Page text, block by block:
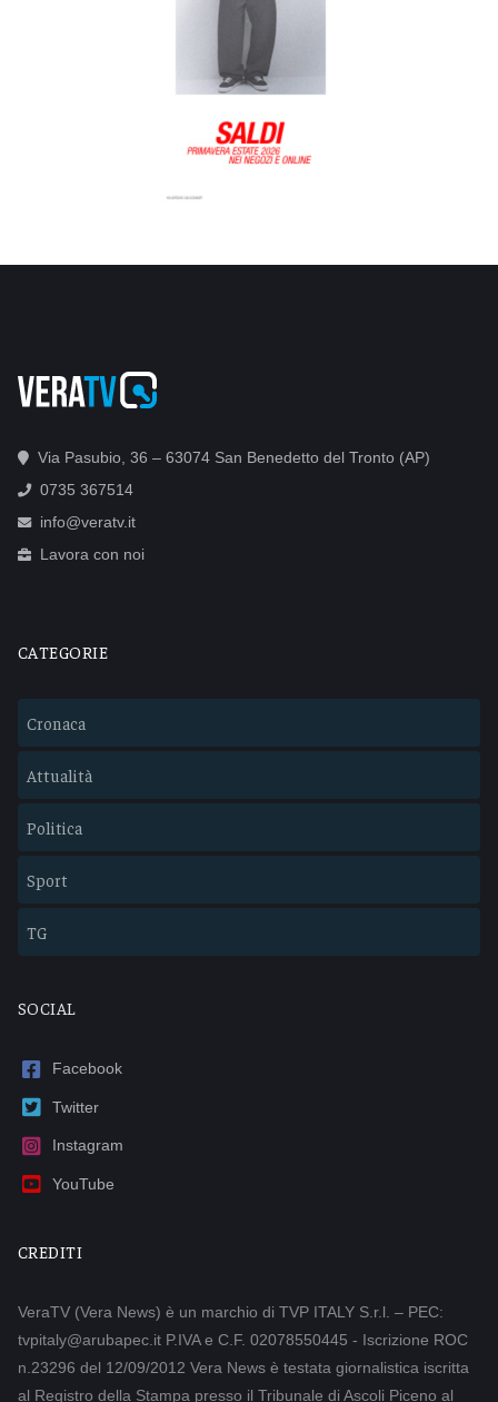
Via Pasubio, 36 – 63074 San Benedetto del Tronto (AP)
0735 367514
info@veratv.it
Lavora con noi
CATEGORIE
Cronaca
Attualità
Politica
Sport
TG
SOCIAL
Facebook
Twitter
Instagram
YouTube
CREDITI
VeraTV (Vera News) è un marchio di TVP ITALY S.r.l. – PEC:
tvpitaly@arubapec.it P.IVA e C.F. 02078550445 - Iscrizione ROC
n.23296 del 12/09/2012 Vera News è testata giornalistica iscritta
al Registro della Stampa presso il Tribunale di Ascoli Piceno al